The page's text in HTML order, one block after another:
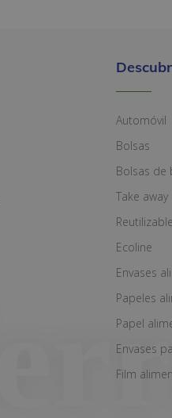
Automóvil
Bolsas
Bolsas de
Take away
Reutilizable
Ecoline
Envases
Papeles
Papel
Envases
Film